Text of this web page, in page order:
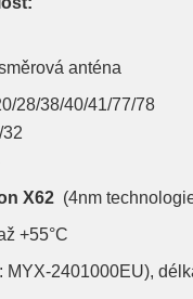
anténa
28/38/40/41/77/78
X62 (4nm
+55°C
MYX-2401000EU),